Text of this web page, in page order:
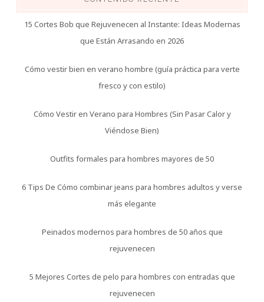
15 Cortes Bob que Rejuvenecen al Instante: Ideas Modernas
que Están Arrasando en 2026
Cómo vestir bien en verano hombre (guía práctica para verte
fresco y con estilo)
Cómo Vestir en Verano para Hombres (Sin Pasar Calor y
Viéndose Bien)
Outfits formales para hombres mayores de 50
6 Tips De Cómo combinar jeans para hombres adultos y verse
más elegante
Peinados modernos para hombres de 50 años que
rejuvenecen
5 Mejores Cortes de pelo para hombres con entradas que
rejuvenecen